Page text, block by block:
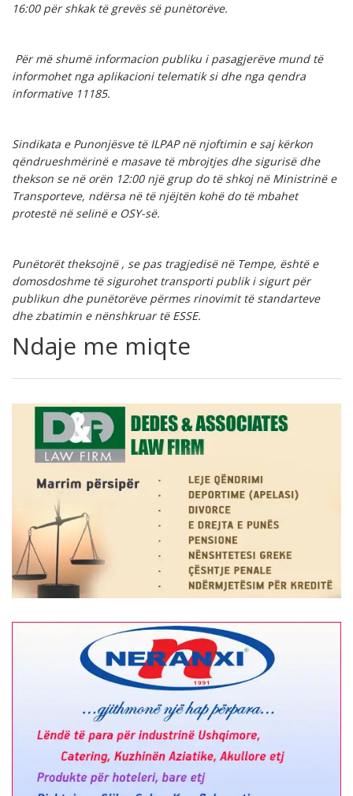
16:00 për shkak të grevës së punëtorëve.
Për më shumë informacion publiku i pasagjerëve mund të
informohet nga aplikacioni telematik si dhe nga qendra
informative 11185.
Sindikata e Punonjësve të ILPAP në njoftimin e saj kërkon
qëndrueshmërinë e masave të mbrojtjes dhe sigurisë dhe
thekson se në orën 12:00 një grup do të shkoj në Ministrinë e
Transporteve, ndërsa në të njëjtën kohë do të mbahet
protestë në selinë e OSY-së.
Punëtorët theksojnë , se pas tragjedisë në Tempe, është e
domosdoshme të sigurohet transporti publik i sigurt për
publikun dhe punëtorëve përmes rinovimit të standarteve
dhe zbatimin e nënshkruar të ESSE.
Ndaje me miqte